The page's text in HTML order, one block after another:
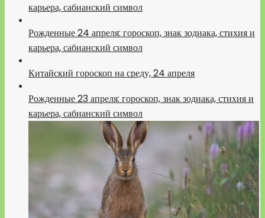
карьера, сабианский символ
Рожденные 24 апреля: гороскоп, знак зодиака, стихия и
карьера, сабианский символ
Китайский гороскоп на среду, 24 апреля
Рожденные 23 апреля: гороскоп, знак зодиака, стихия и
карьера, сабианский символ